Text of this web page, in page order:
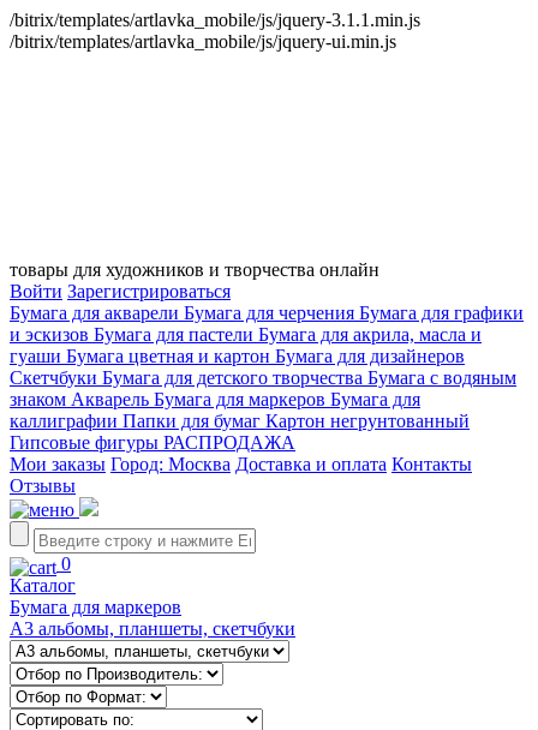
/bitrix/templates/artlavka_mobile/js/jquery-3.1.1.min.js
/bitrix/templates/artlavka_mobile/js/jquery-ui.min.js
товары для художников и творчества онлайн
Войти Зарегистрироваться
Бумага для акварели Бумага для черчения Бумага для графики
и эскизов Бумага для пастели Бумага для акрила, масла и
гуаши Бумага цветная и картон Бумага для дизайнеров
Скетчбуки Бумага для детского творчества Бумага с водяным
знаком Акварель Бумага для маркеров Бумага для
каллиграфии Папки для бумаг Картон негрунтованный
Гипсовые фигуры РАСПРОДАЖА
Мои заказы Город: Москва Доставка и оплата Контакты
Отзывы
0
Каталог
Бумага для маркеров
А3 альбомы, планшеты, скетчбуки